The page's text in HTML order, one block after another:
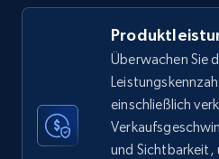
TikTok Shop
URL, Title, Available,
price, Final price, Discount
5.4K+ 667+
Überwachen Sie
einschließlich
und Sichtbarkeit,